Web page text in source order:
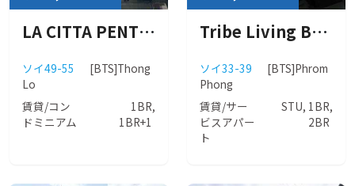
LA CITTA PENTHOUSE （ラ チッタ ペントハウス）
ソイ49-55
[BTS]Thong
Lo
賃貸/コン
ドミニアム
1BR,
1BR+1
Tribe Living Bangkok Sukhumvit 39 (トライブ リビング バンコク スクンビット 39)
ソイ33-39
[BTS]Phrom
Phong
賃貸/サー
ビスアパー
ト
STU, 1BR,
2BR